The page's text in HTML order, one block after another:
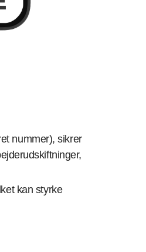
nummer), sikrer
kan styrke